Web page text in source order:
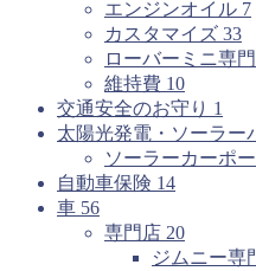
エンジンオイル 7
カスタマイズ 33
ローバーミニ専
維持費 10
交通安全のお守り 1
太陽光発電・ソーラー
ソーラーカーポー
自動車保険 14
車 56
専門店 20
ジムニー専